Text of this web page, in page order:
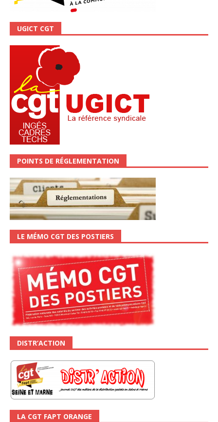
UGICT CGT
POINTS DE RÉGLEMENTATION
LE MÉMO CGT DES POSTIERS
DISTR’ACTION
LA CGT FAPT ORANGE